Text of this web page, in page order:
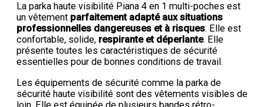
La parka haute visibilité Piana 4 en 1 multi-poches est
un vêtement parfaitement adapté aux situations
professionnelles dangereuses et à risques. Elle est
confortable, solide, respirante et déperlante. Elle
présente toutes les caractéristiques de sécurité
essentielles pour de bonnes conditions de travail.
Les équipements de sécurité comme la parka de
sécurité haute visibilité sont des vêtements visibles de
loin. Elle est équipée de plusieurs bandes rétro-